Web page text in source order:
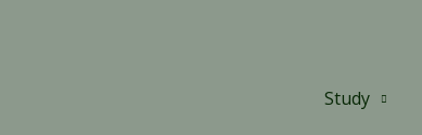
Study